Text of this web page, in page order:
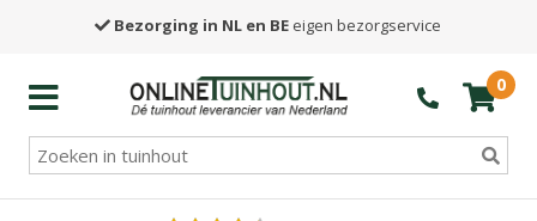
Bezorging in NL en BE eigen bezorgservice
0